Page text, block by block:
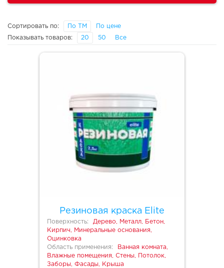
Сортировать по: По ТМ По цене
Показывать товаров: 20 50 Все
Резиновая краска Elite
Поверхность:
Дерево, Металл, Бетон,
Кирпич, Минеральные основания,
Оцинковка
Область применения:
Ванная комната,
Влажные помещения, Стены, Потолок,
Заборы, Фасады, Крыша